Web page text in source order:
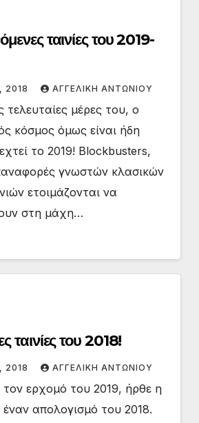
ταινίες του 2019-
2018 ΑΓΓΕΛΙΚΉ ΑΝΤΩΝΊΟΥ
τελευταίες μέρες του, ο
κόσμος όμως είναι ήδη
το 2019! Blockbusters,
γνωστών κλασικών
ετοιμάζονται να
στη μάχη…
ταινίες του 2018!
2018 ΑΓΓΕΛΙΚΉ ΑΝΤΩΝΊΟΥ
τον ερχομό του 2019, ήρθε η
απολογισμό του 2018.